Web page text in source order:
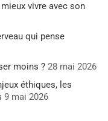
vivre avec son
qui pense
moins ? 28 mai 2026
éthiques, les
9 mai 2026